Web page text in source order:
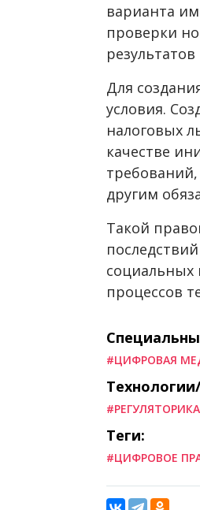
варианта
проверки
Для
условия.
налоговых
качестве
другим
Такой
социальных
процессов
#ЦИФРОВАЯ
Теги:
#ЦИФРОВОЕ